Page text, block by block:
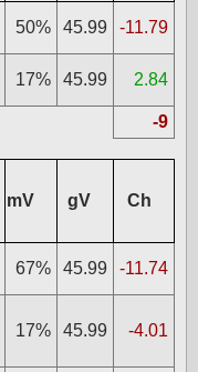
50% 45.99 -11.79
17% 45.99 2.84
-9
mV gV Ch
67% 45.99 -11.74
17% 45.99 -4.01